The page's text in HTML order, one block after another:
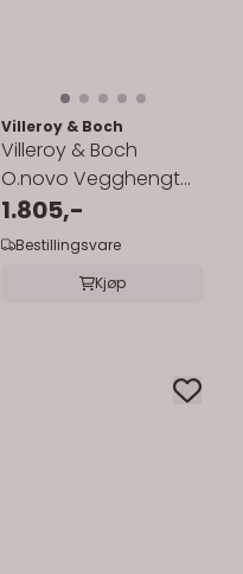
Villeroy & Boch
Villeroy & Boch
O.novo Vegghengt
Servant 40x32 cm
1.805,-
Bestillingsvare
Kjøp